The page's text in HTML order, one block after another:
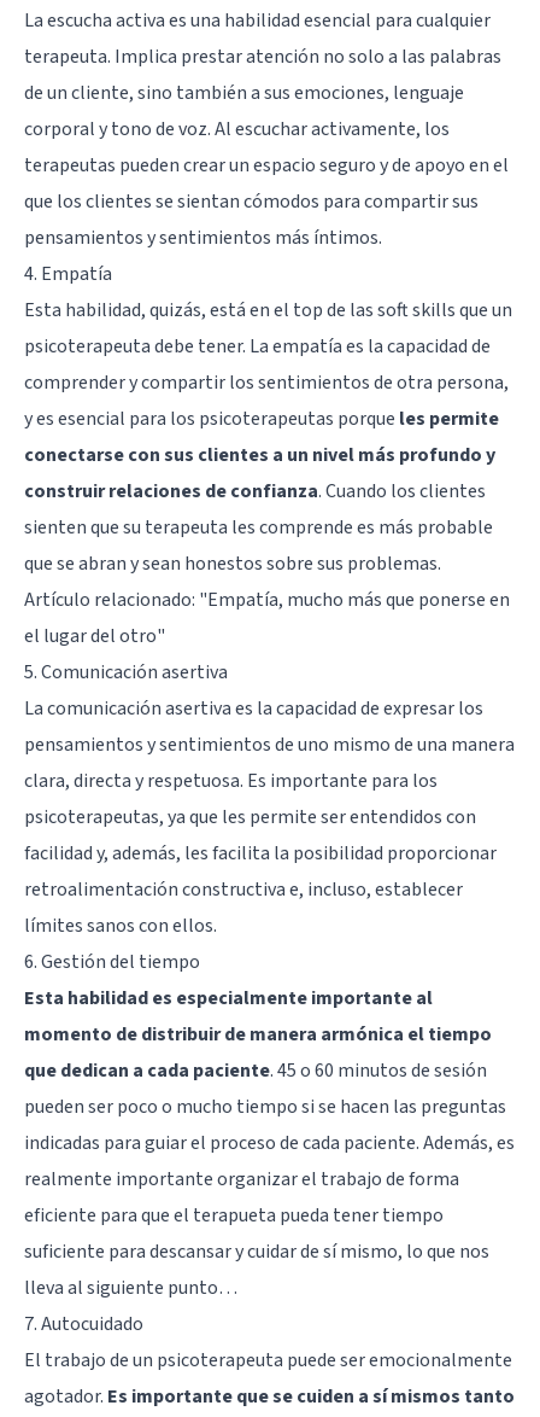
La escucha activa es una habilidad esencial para cualquier
terapeuta. Implica prestar atención no solo a las palabras
de un cliente, sino también a sus emociones, lenguaje
corporal y tono de voz. Al escuchar activamente, los
terapeutas pueden crear un espacio seguro y de apoyo en el
que los clientes se sientan cómodos para compartir sus
pensamientos y sentimientos más íntimos.
4. Empatía
Esta habilidad, quizás, está en el top de las soft skills que un
psicoterapeuta debe tener. La empatía es la capacidad de
comprender y compartir los sentimientos de otra persona,
y es esencial para los psicoterapeutas porque les permite
conectarse con sus clientes a un nivel más profundo y
construir relaciones de confianza. Cuando los clientes
sienten que su terapeuta les comprende es más probable
que se abran y sean honestos sobre sus problemas.
Artículo relacionado: "Empatía, mucho más que ponerse en
el lugar del otro"
5. Comunicación asertiva
La comunicación asertiva es la capacidad de expresar los
pensamientos y sentimientos de uno mismo de una manera
clara, directa y respetuosa. Es importante para los
psicoterapeutas, ya que les permite ser entendidos con
facilidad y, además, les facilita la posibilidad proporcionar
retroalimentación constructiva e, incluso, establecer
límites sanos con ellos.
6. Gestión del tiempo
Esta habilidad es especialmente importante al
momento de distribuir de manera armónica el tiempo
que dedican a cada paciente. 45 o 60 minutos de sesión
pueden ser poco o mucho tiempo si se hacen las preguntas
indicadas para guiar el proceso de cada paciente. Además, es
realmente importante organizar el trabajo de forma
eficiente para que el terapueta pueda tener tiempo
suficiente para descansar y cuidar de sí mismo, lo que nos
lleva al siguiente punto…
7. Autocuidado
El trabajo de un psicoterapeuta puede ser emocionalmente
agotador. Es importante que se cuiden a sí mismos tanto